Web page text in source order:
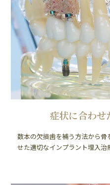
症状に合わせ
数本の欠損歯を補う方法から
せた適切なインプラント埋入治